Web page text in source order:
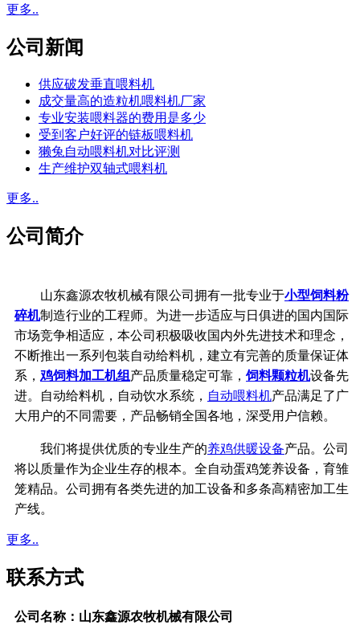
更多..
公司新闻
供应破发垂直喂料机
成交量高的造粒机喂料机厂家
专业安装喂料器的费用是多少
受到客户好评的链板喂料机
獭兔自动喂料机对比评测
生产维护双轴式喂料机
更多..
公司简介
山东鑫源农牧机械有限公司拥有一批专业于小型饲料粉
碎机制造行业的工程师。为进一步适应与日俱进的国内国际
市场竞争相适应，本公司积极吸收国内外先进技术和理念，
不断推出一系列包装自动给料机，建立有完善的质量保证体
系， 鸡饲料加工机组产品质量稳定可靠，饲料颗粒机设备先
进。自动给料机，自动饮水系统， 自动喂料机产品满足了广
大用户的不同需要，产品畅销全国各地，深受用户信赖。
我们将提供优质的专业生产的养鸡供暖设备产品。公司
将以质量作为企业生存的根本。全自动蛋鸡笼养设备，育雏
笼精品。公司拥有各类先进的加工设备和多条高精密加工生
产线。
更多..
联系方式
公司名称：山东鑫源农牧机械有限公司